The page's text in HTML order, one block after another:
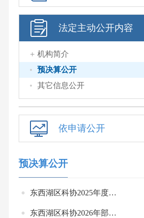
法定主动公开内容
机构简介
预决算公开
其它信息公开
依申请公开
预决算公开
东西湖区科协2025年度预算部门整体、项目绩效自评情况
东西湖区科协2026年部门预算公开